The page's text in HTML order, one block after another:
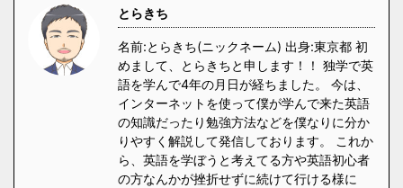
とらきち
名前:とらきち(ニックネーム) 出身:東京都 初
めまして、とらきちと申します！！ 独学で英
語を学んで4年の月日が経ちました。 今は、
インターネットを使って僕が学んで来た英語
の知識だったり勉強方法などを僕なりに分か
りやすく解説して発信しております。 これか
ら、英語を学ぼうと考えてる方や英語初心者
の方なんかが挫折せずに続けて行ける様に